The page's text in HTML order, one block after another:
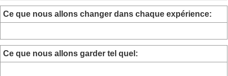
Ce que nous allons changer dans chaque expérience:
Ce que nous allons garder tel quel: